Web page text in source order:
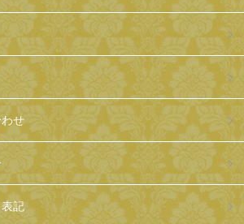
せ
記